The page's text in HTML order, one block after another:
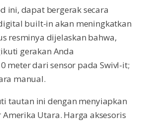
ini, dapat bergerak secara
built-in akan meningkatkan
resminya dijelaskan bahwa,
gerakan Anda
meter dari sensor pada Swivl-it;
manual.
tautan ini dengan menyiapkan
Utara. Harga aksesoris